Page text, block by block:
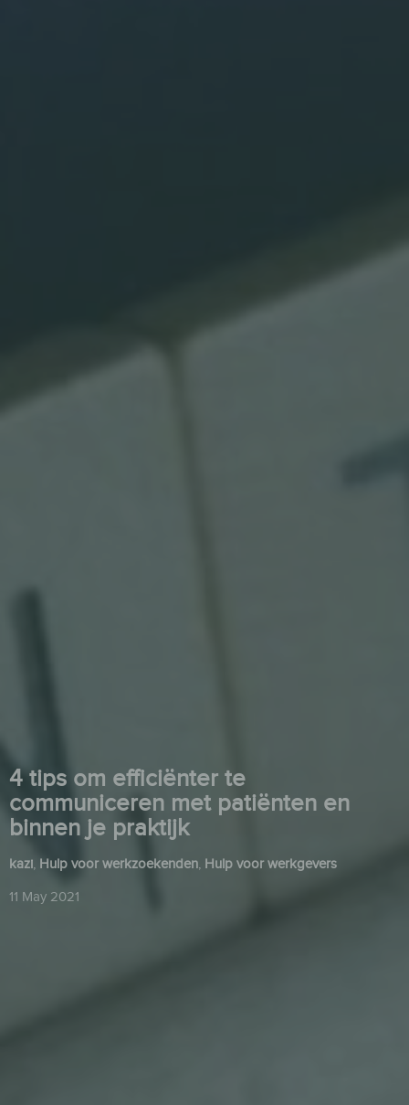
4 tips om efficiënter te
communiceren met patiënten en
binnen je praktijk
kazi, Hulp voor werkzoekenden, Hulp voor werkgevers
11 May 2021